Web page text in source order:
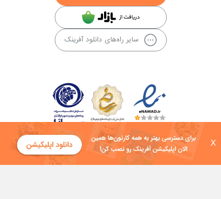
X
سایر راه‌های دانلود آفرینک
کلیه حقوق این سایت به شرکت توسعه فناوی هفت آسمان توکان تعلق دارد و